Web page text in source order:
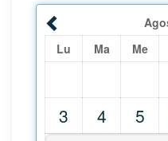
Lu
Ma Me
3
4 5